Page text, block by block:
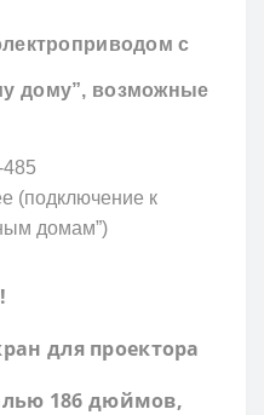
с
дому”, возможные
(подключение к
домам”)
для проектора
186 дюймов,